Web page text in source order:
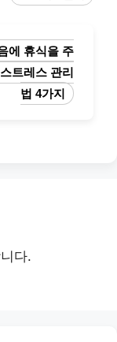
에 휴식을 주
트레스 관리
법 4가지
다.